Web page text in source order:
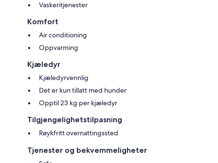
Vaskeritjenester
Komfort
Air conditioning
Oppvarming
Kjæledyr
Kjæledyrvennlig
Det er kun tillatt med hunder
Opptil 23 kg per kjæledyr
Tilgjengelighetstilpasning
Røykfritt overnattingssted
Tjenester og bekvemmeligheter